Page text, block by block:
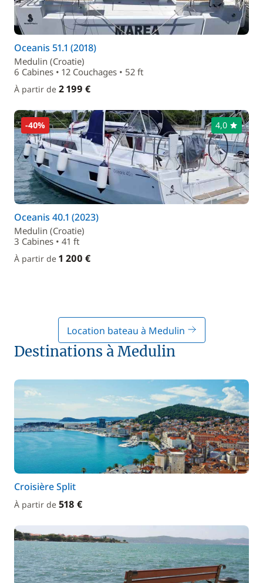
Oceanis 51.1 (2018)
Medulin (Croatie)
6 Cabines • 12 Couchages • 52 ft
À partir de 2 199 €
-40% 4,0
Oceanis 40.1 (2023)
Medulin (Croatie)
3 Cabines • 41 ft
À partir de 1 200 €
Location bateau à Medulin
Destinations à Medulin
Croisière Split
À partir de 518 €